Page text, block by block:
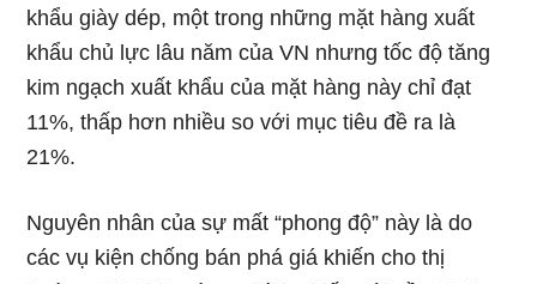
khẩu giày dép, một trong những mặt hàng xuất
khẩu chủ lực lâu năm của VN nhưng tốc độ tăng
kim ngạch xuất khẩu của mặt hàng này chỉ đạt
11%, thấp hơn nhiều so với mục tiêu đề ra là
21%.
Nguyên nhân của sự mất “phong độ” này là do
các vụ kiện chống bán phá giá khiến cho thị